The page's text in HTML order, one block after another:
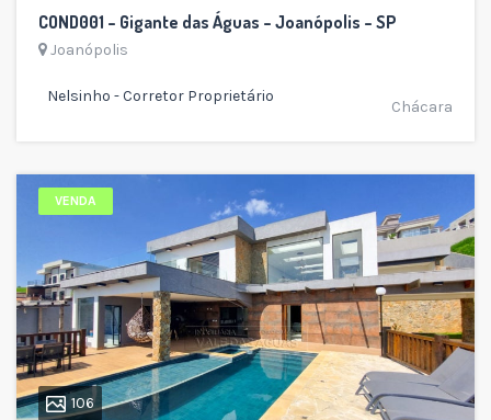
COND001 – Gigante das Águas – Joanópolis – SP
Joanópolis
Nelsinho - Corretor Proprietário
Chácara
VENDA
106